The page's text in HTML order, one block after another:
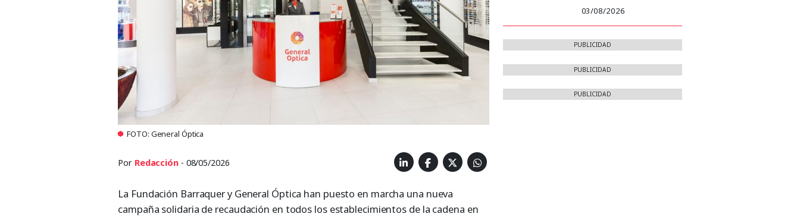
FOTO: General Óptica
Por Redacción- 08/05/2026
La Fundación Barraquer y General Óptica han puesto en marcha una nueva
campaña solidaria de recaudación en todos los establecimientos de la cadena en
03/08/2026
PUBLICIDAD
PUBLICIDAD
PUBLICIDAD